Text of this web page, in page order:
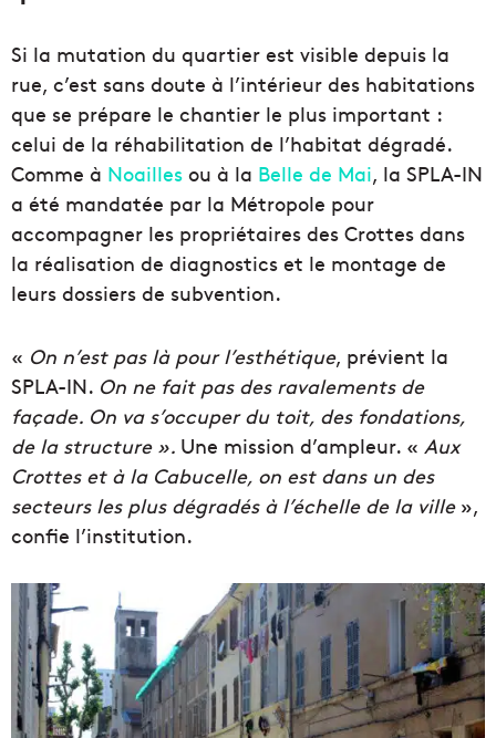
Si la mutation du quartier est visible depuis la
rue, c’est sans doute à l’intérieur des habitations
que se prépare le chantier le plus important :
celui de la réhabilitation de l’habitat dégradé.
Comme à Noailles ou à la Belle de Mai, la SPLA-IN
a été mandatée par la Métropole pour
accompagner les propriétaires des Crottes dans
la réalisation de diagnostics et le montage de
leurs dossiers de subvention.
« On n’est pas là pour l’esthétique, prévient la
SPLA-IN. On ne fait pas des ravalements de
façade. On va s’occuper du toit, des fondations,
de la structure ». Une mission d’ampleur. « Aux
Crottes et à la Cabucelle, on est dans un des
secteurs les plus dégradés à l’échelle de la ville»,
confie l’institution.